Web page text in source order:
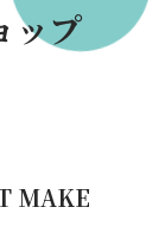
ップ
MAKE